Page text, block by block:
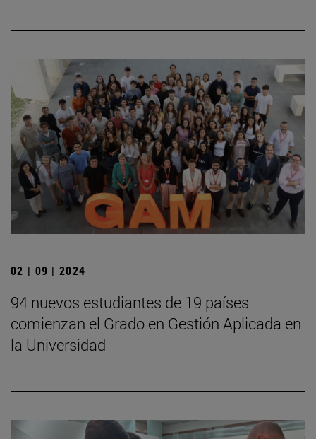
02 | 09 | 2024
94 nuevos estudiantes de 19 países
comienzan el Grado en Gestión Aplicada en
la Universidad